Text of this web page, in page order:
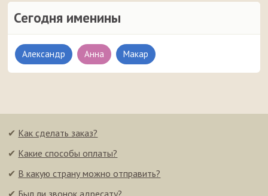
Сегодня именины
Александр Анна Макар
✔ Как сделать заказ?
✔ Какие способы оплаты?
✔ В какую страну можно отправить?